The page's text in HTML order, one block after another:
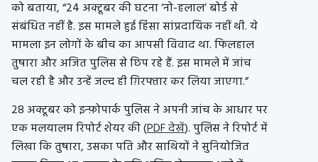
को बताया, “24 अक्टूबर की घटना ‘नो-हलाल’ बोर्ड से
संबंधित नहीं है. इस मामले हुई हिंसा सांप्रदायिक नहीं थी. ये
मामला इन लोगों के बीच का आपसी विवाद था. फिलहाल
तुषारा और अजित पुलिस से छिप रहे हैं. इस मामले में जांच
चल रही है और उन्हें जल्द ही ग़िरफ्तार कर लिया जाएगा.”
28 अक्टूबर को इन्फ़ोपार्क पुलिस ने अपनी जांच के आधार पर
एक मलयालम रिपोर्ट शेयर की (PDF देखें). पुलिस ने रिपोर्ट में
लिखा कि तुषारा, उसका पति और साथियों ने सुनियोजित